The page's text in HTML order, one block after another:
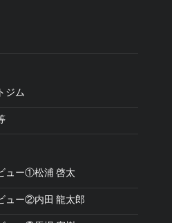
ジム
ュー①松浦 啓太
ュー②内田 龍太郎